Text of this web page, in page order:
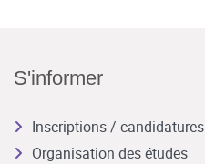
S'informer
Inscriptions / candidatures
Organisation des études